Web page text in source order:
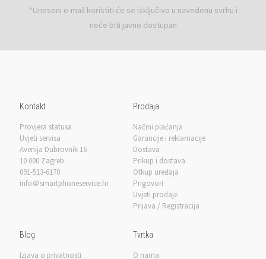
*Uneseni e-mail koristiti će se isključivo u navedenu svrhu i
neće biti javno dostupan
Kontakt
Provjera statusa
Uvjeti servisa
Avenija Dubrovnik 16
10 000 Zagreb
091-513-6170
info＠smartphoneservice.hr
Prodaja
Načini plaćanja
Garancije i reklamacije
Dostava
Prikup i dostava
Otkup uređaja
Prigovori
Uvjeti prodaje
Prijava / Registracija
Blog
Izjava o privatnosti
Tvrtka
O nama